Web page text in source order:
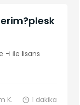
-i ile lisans
K. 1 dakika